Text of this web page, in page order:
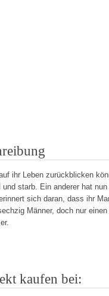
ihr Leben zurückblicken
starb. Ein anderer hat
sich daran, dass ihr
Männer, doch nur
kaufen bei: